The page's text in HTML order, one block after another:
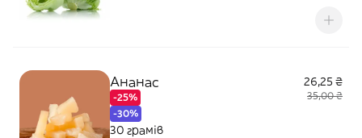
Ананас
-25%
-30%
26,25 ₴
35,00 ₴
30 грамів